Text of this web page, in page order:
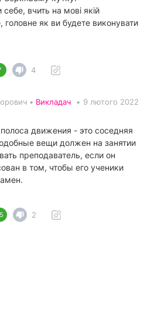
вчить на мові якій
головне як ви будете виконувати
4
• Викладач • 9 лютого 2022
движения - это соседняя
вещи должен на занятии
преподаватель, если он
в том, чтобы его ученики
2